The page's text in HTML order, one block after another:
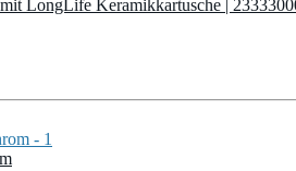
LongLife Keramikkartusche |